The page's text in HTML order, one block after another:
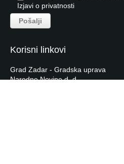
Izjavi o privatnosti
Korisni linkovi
Grad Zadar - Gradska uprava
Narodne Novine d. d.